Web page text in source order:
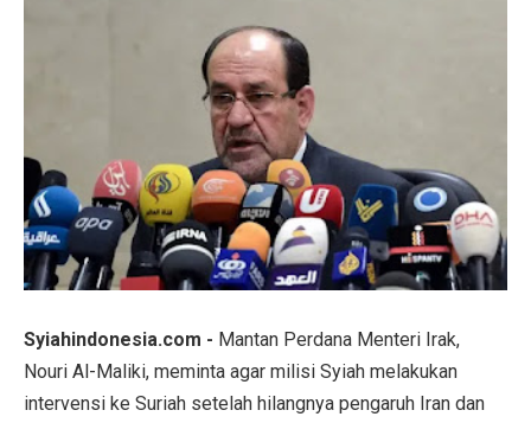
Syiahindonesia.com - Mantan Perdana Menteri Irak,
Nouri Al-Maliki, meminta agar milisi Syiah melakukan
intervensi ke Suriah setelah hilangnya pengaruh Iran dan